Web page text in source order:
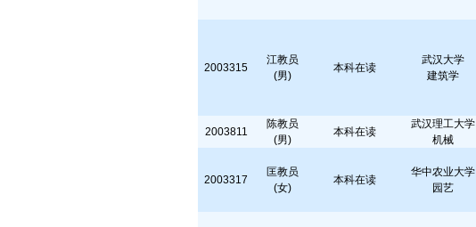
2003315
江教员
(男)
本科在读
武汉大学
建筑学
2003811
陈教员
(男)
本科在读
武汉理工大学
机械
2003317
匡教员
(女)
本科在读
华中农业大学
园艺